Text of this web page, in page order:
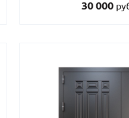
30 000